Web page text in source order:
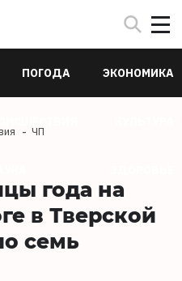
ПОГОДА ЭКОНОМИКА
ЧП
года на
в Тверской
семь